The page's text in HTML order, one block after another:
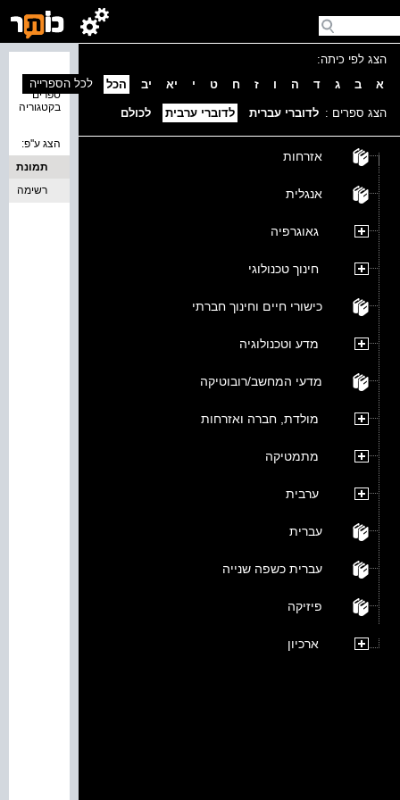
הצג לפי כיתה:
א
ב ג ד ה ו ז ח ט י יא יב הכל
הצג ספרים : לדוברי עברית לדוברי ערבית לכולם
אזרחות
אנגלית
גאוגרפיה
חינוך טכנולוגי
כישורי חיים וחינוך חברתי
מדע וטכנולוגיה
מדעי המחשב/רובוטיקה
מולדת, חברה ואזרחות
מתמטיקה
ערבית
עברית
עברית כשפה שנייה
פיזיקה
ארכיון
ספרים
בקטגוריה
לכל הספרייה
הצג ע''פ:
תמונת
כריכה
רשימה